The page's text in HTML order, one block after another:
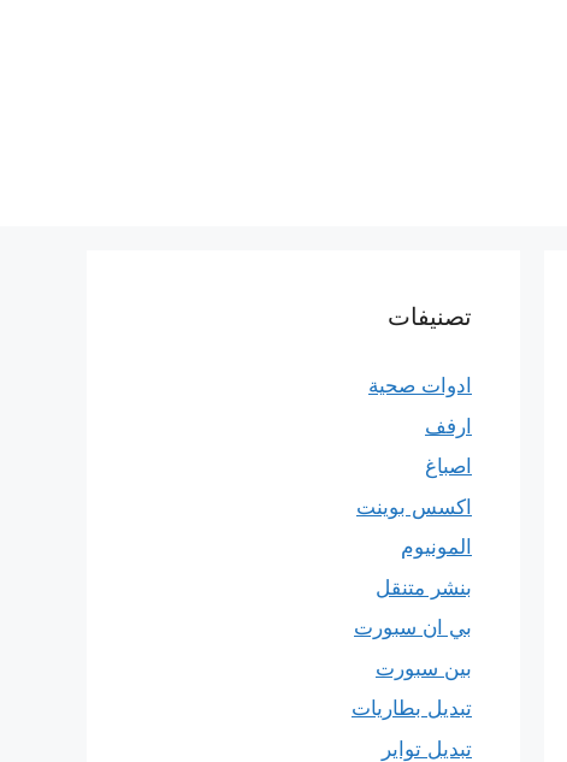
تصنيفات
ادوات صحية
ارفف
اصباغ
اكسس بوينت
المونيوم
بنشر متنقل
بي ان سبورت
بين سبورت
تبديل بطاريات
تبديل تواير